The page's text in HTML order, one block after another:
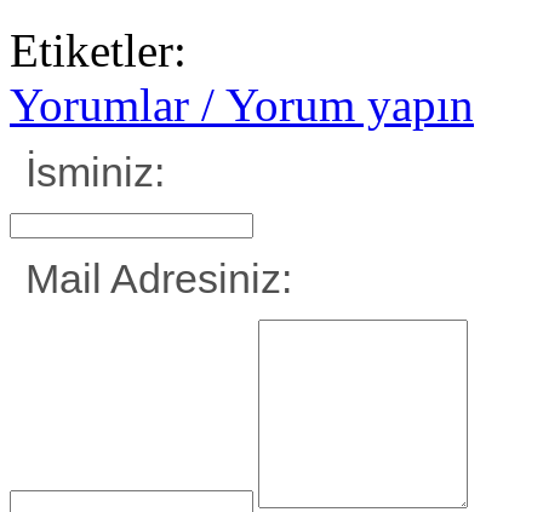
Etiketler:
Yorumlar / Yorum yapın
İsminiz:
Mail Adresiniz: